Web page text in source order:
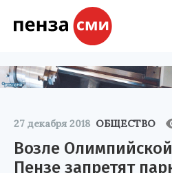
27 декабря 2018 ОБЩЕСТВО
Возле
Пензе запретят